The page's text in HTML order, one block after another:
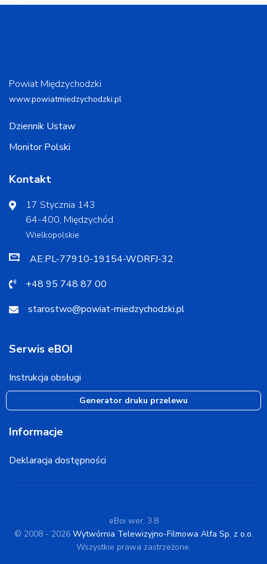
Powiat Międzychodzki
www.powiatmiedzychodzki.pl
Dziennik Ustaw
Monitor Polski
Kontakt
17 Stycznia 143
64-400, Międzychód
Wielkopolskie
AE:PL-77910-19154-WDRFJ-32
+48 95 748 87 00
starostwo@powiat-miedzychodzki.pl
Serwis eBOI
Instrukcja obsługi
Generator druku przelewu
Informacje
Deklaracja dostępności
eBoi wer. 3.8
© 2008 - 2026 Wytwórnia Telewizyjno-Filmowa Alfa Sp. z o.o.
Wszystkie prawa zastrzeżone.